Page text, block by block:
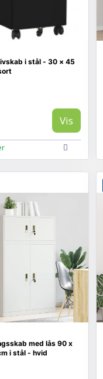
i stål - 30 × 45
Vis
med lås 90 x
i stål - hvid